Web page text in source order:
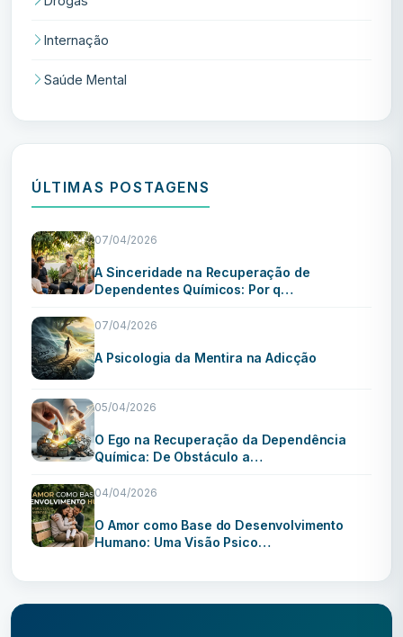
Internação
Saúde Mental
ÚLTIMAS POSTAGENS
07/04/2026
A Sinceridade na Recuperação de
Dependentes Químicos: Por q…
07/04/2026
A Psicologia da Mentira na Adicção
05/04/2026
O Ego na Recuperação da Dependência
Química: De Obstáculo a…
04/04/2026
O Amor como Base do Desenvolvimento
Humano: Uma Visão Psico…